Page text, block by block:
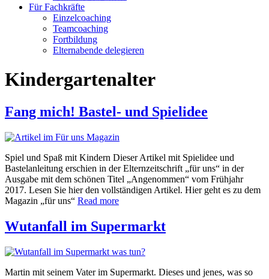
Für Fachkräfte
Einzelcoaching
Teamcoaching
Fortbildung
Elternabende delegieren
Kindergartenalter
Fang mich! Bastel- und Spielidee
Spiel und Spaß mit Kindern Dieser Artikel mit Spielidee und
Bastelanleitung erschien in der Elternzeitschrift „für uns“ in der
Ausgabe mit dem schönen Titel „Angenommen“ vom Frühjahr
2017. Lesen Sie hier den vollständigen Artikel. Hier geht es zu dem
Magazin „für uns“ Read more
Wutanfall im Supermarkt
Martin mit seinem Vater im Supermarkt. Dieses und jenes, was so